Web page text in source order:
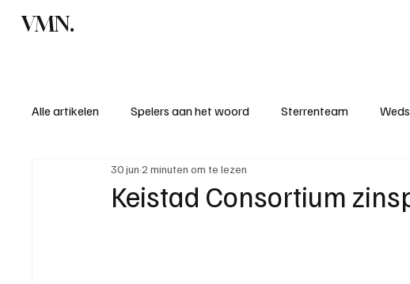
VMN.
Alle artikelen Spelers aan het woord Sterrenteam
Standen & uitslagen KM - Meest sportieve ploeg
Keistad Consortium
30 jun 2 minuten om te lezen